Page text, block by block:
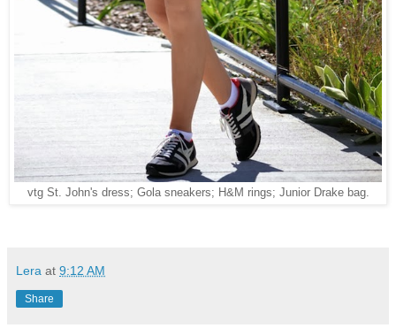
vtg St. John's dress; Gola sneakers; H&M rings; Junior Drake bag.
Lera at 9:12 AM
Share